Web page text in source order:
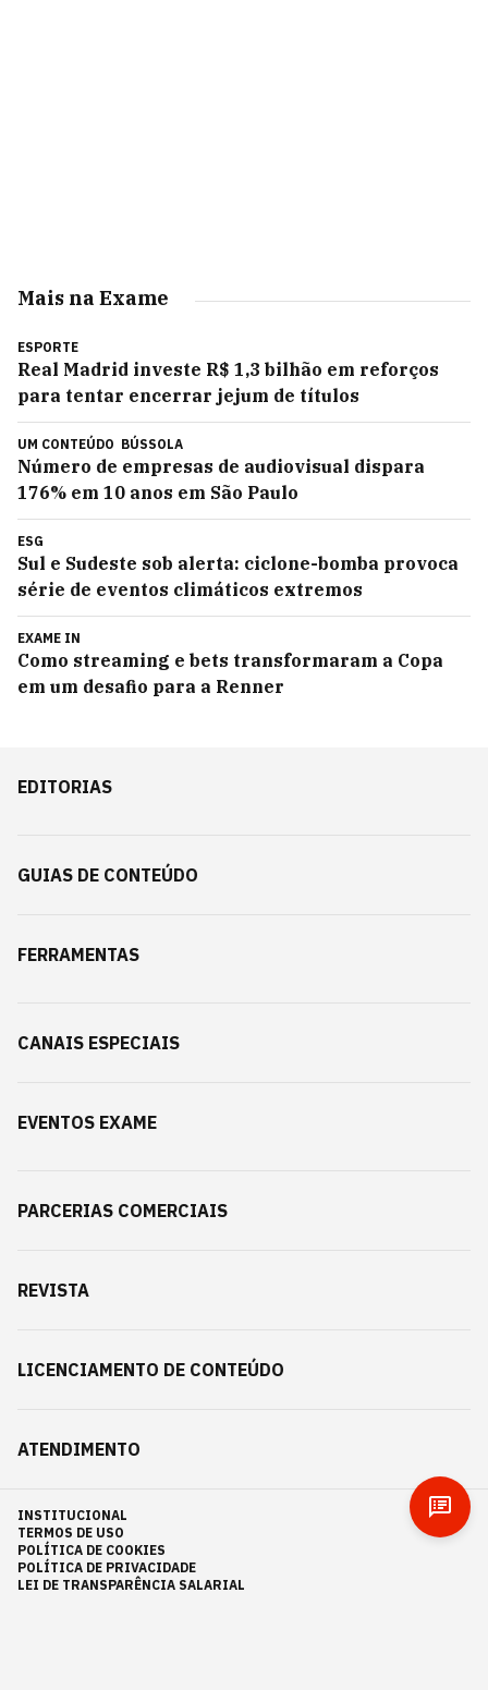
Mais na Exame
ESPORTE
Real Madrid investe R$ 1,3 bilhão em reforços
para tentar encerrar jejum de títulos
UM CONTEÚDO BÚSSOLA
Número de empresas de audiovisual dispara
176% em 10 anos em São Paulo
ESG
Sul e Sudeste sob alerta: ciclone-bomba provoca
série de eventos climáticos extremos
EXAME IN
Como streaming e bets transformaram a Copa
em um desafio para a Renner
EDITORIAS
GUIAS DE CONTEÚDO
FERRAMENTAS
CANAIS ESPECIAIS
EVENTOS EXAME
PARCERIAS COMERCIAIS
REVISTA
LICENCIAMENTO DE CONTEÚDO
ATENDIMENTO
INSTITUCIONAL
TERMOS DE USO
POLÍTICA DE COOKIES
POLÍTICA DE PRIVACIDADE
LEI DE TRANSPARÊNCIA SALARIAL